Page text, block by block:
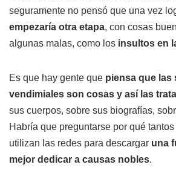
seguramente no pensó que una vez
empezaría otra etapa, con cosas
algunas malas, como los insultos en
Es que hay gente que piensa que las
vendimiales son cosas y así las
sus cuerpos, sobre sus biografías,
Habría que preguntarse por qué
utilizan las redes para descargar una
mejor dedicar a causas nobles.